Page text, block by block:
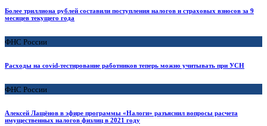
Более триллиона рублей составили поступления налогов и страховых взносов за 9
месяцев текущего года
ФНС России
Расходы на covid-тестирование работников теперь можно учитывать при УСН
ФНС России
Алексей Лащёнов в эфире программы «Налоги» разъяснил вопросы расчета
имущественных налогов физлиц в 2021 году